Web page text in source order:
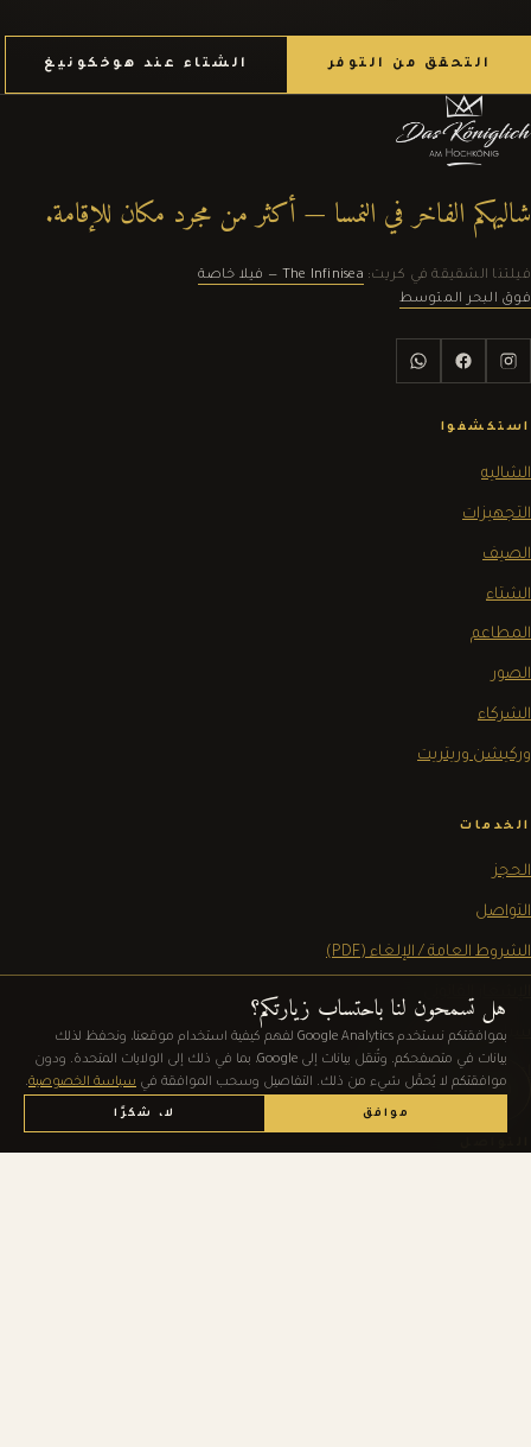
التحقق من التوفر الشتاء عند هوخكونيغ
شاليهكم الفاخر في النمسا — أكثر من مجرد مكان للإقامة.
فيلتنا الشقيقة في كريت:
The Infinisea — فيلا خاصة
فوق البحر المتوسط
استكشفوا
الشاليه
التجهيزات
الصيف
الشتاء
المطاعم
الصور
الشركاء
وركيشن وريتريت
الخدمات
الحجز
التواصل
الشروط العامة / الإلغاء (PDF)
الإشعار القانوني
سياسة الخصوصية
إعدادات ملفات الارتباط
هل تسمحون لنا باحتساب زيارتكم؟
بموافقتكم نستخدم Google Analytics لفهم كيفية استخدام موقعنا، ونحفظ لذلك
بيانات في متصفحكم. وتُنقل بيانات إلى Google، بما في ذلك إلى الولايات المتحدة. ودون
موافقتكم لا يُحمَّل شيء من ذلك. التفاصيل وسحب الموافقة في سياسة الخصوصية.
موافق لا، شكرًا